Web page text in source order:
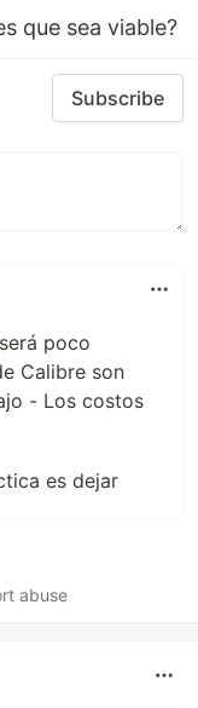
que sea viable?
Subscribe
poco
Calibre son
- Los costos
es dejar
abuse